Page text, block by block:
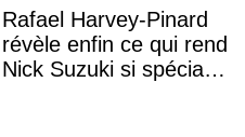
Rafael Harvey-Pinard
révèle enfin ce qui rend
Nick Suzuki si spécial